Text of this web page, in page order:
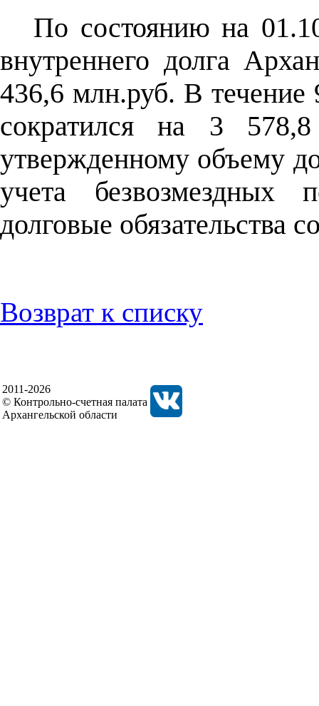
По состоянию на
внутреннего долга
436,6 млн.руб. В течение
сократился на 3
утвержденному объему
учета безвозмездных
долговые обязательства
Возврат к списку
2011-2026
© Контрольно-счетная палата
Архангельской области